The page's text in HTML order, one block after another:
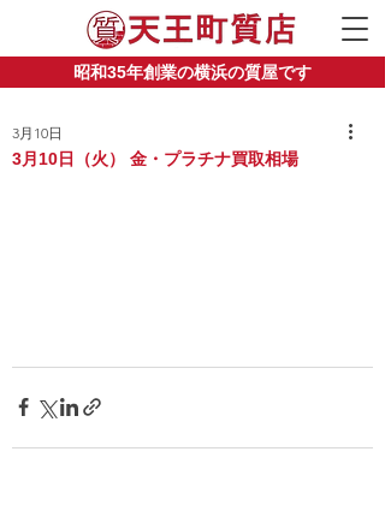
昭和35年創業の横浜の質屋です
3月10日（火） 金・プラチナ買取相場
3月10日